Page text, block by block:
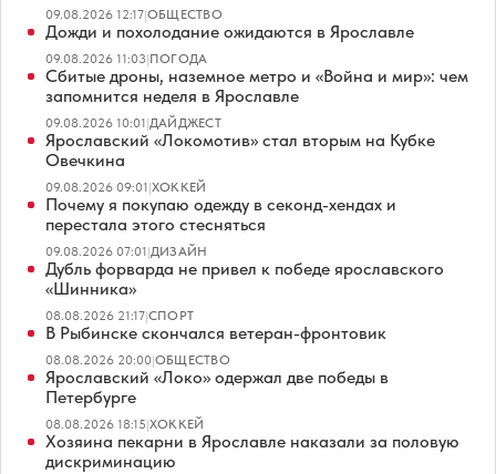
09.08.2026 12:17|ОБЩЕСТВО
Дожди и похолодание ожидаются в Ярославле
09.08.2026 11:03|ПОГОДА
Сбитые дроны, наземное метро и «Война и мир»: чем
запомнится неделя в Ярославле
09.08.2026 10:01|ДАЙДЖЕСТ
Ярославский «Локомотив» стал вторым на Кубке
Овечкина
09.08.2026 09:01|ХОККЕЙ
Почему я покупаю одежду в секонд-хендах и
перестала этого стесняться
09.08.2026 07:01|ДИЗАЙН
Дубль форварда не привел к победе ярославского
«Шинника»
08.08.2026 21:17|СПОРТ
В Рыбинске скончался ветеран-фронтовик
08.08.2026 20:00|ОБЩЕСТВО
Ярославский «Локо» одержал две победы в
Петербурге
08.08.2026 18:15|ХОККЕЙ
Хозяина пекарни в Ярославле наказали за половую
дискриминацию